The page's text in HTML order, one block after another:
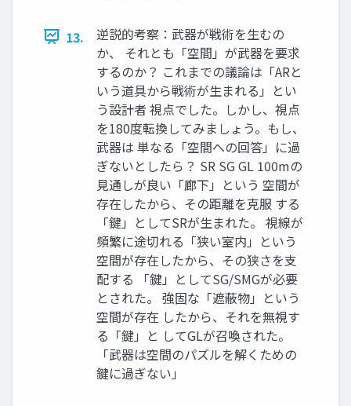
13.
逆説的考察：武器が戦術を生むの
か、 それとも「空間」が武器を要求
するのか？ これまでの議論は「ARと
いう道具から戦術が生まれる」とい
う設計者 視点でした。しかし、視点
を180度転換してみましょう。もし、
武器は 単なる「空間への回答」に過
ぎないとしたら？ SR SG GL 100mの
見通しが良い「廊下」という 空間が
存在したから、その距離を克服 する
「鍵」としてSRが生まれた。 視線が
頻繁に途切れる「狭い室内」という
空間が存在したから、その狭さを支
配する 「鍵」としてSG/SMGが必要
とされた。 強固な「遮蔽物」という
空間が存在 したから、それを無視す
る「鍵」と してGLが召喚された。
「武器は空間のパズルを解くための
鍵に過ぎない」